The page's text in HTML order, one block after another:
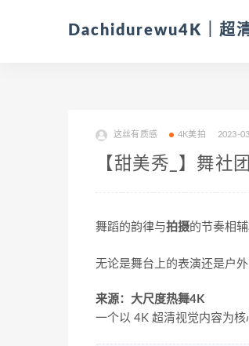
Dachidurewu4K｜超
这丝有质感 4K美拍 2023-
【甜美秀_】舞社
舞蹈的韵律与拍摄的节奏相辅
无论是舞台上的表演还是户外
来源：大尺度热舞4K
一个以 4K 超清视觉内容为核